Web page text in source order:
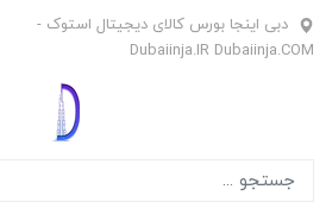
دبی اینجا بورس کالای دیجیتال استوک -
Dubaiinja.IR Dubaiinja.COM